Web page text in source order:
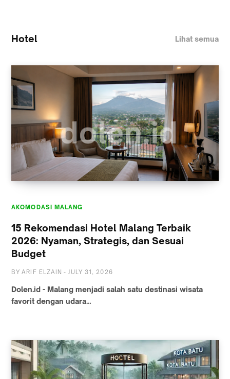
Hotel Lihat semua
AKOMODASI MALANG
15 Rekomendasi Hotel Malang Terbaik
2026: Nyaman, Strategis, dan Sesuai
Budget
BY ARIF ELZAIN - JULY 31, 2026
Dolen.id - Malang menjadi salah satu destinasi wisata
favorit dengan udara…